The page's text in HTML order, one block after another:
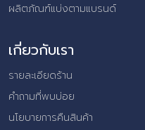
ผลิตภัณฑ์แบ่งตามแบรนด์
เกี่ยวกับเรา
รายละเอียดร้าน
คำถามที่พบบ่อย
นโยบายการคืนสินค้า